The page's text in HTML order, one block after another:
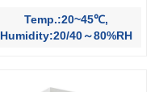
Temp.:20~45℃,
Humidity:20/40～80%RH